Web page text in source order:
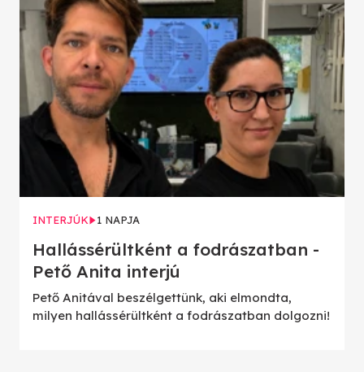
INTERJÚK 1 NAPJA
Hallássérültként a fodrászatban -
Pető Anita interjú
Pető Anitával beszélgettünk, aki elmondta,
milyen hallássérültként a fodrászatban dolgozni!